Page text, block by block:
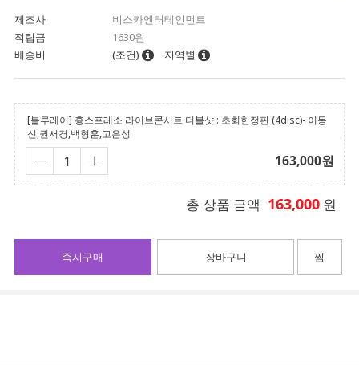
제조사
비스카엔터테인먼트
적립금
1630원
배송비
(조건) 지역별
[블루레이] 흉스프레소 라이브콘서트 더블샷 : 초회한정판 (4disc)- 이동
신,권서경,백형훈,고은성
163,000원
총 상품 금액 163,000 원
장바구니
즉시구매 찜